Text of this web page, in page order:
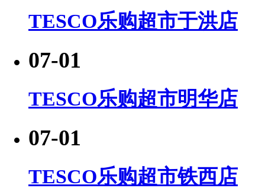
TESCO乐购超市于洪店
07-01
TESCO乐购超市明华店
07-01
TESCO乐购超市铁西店